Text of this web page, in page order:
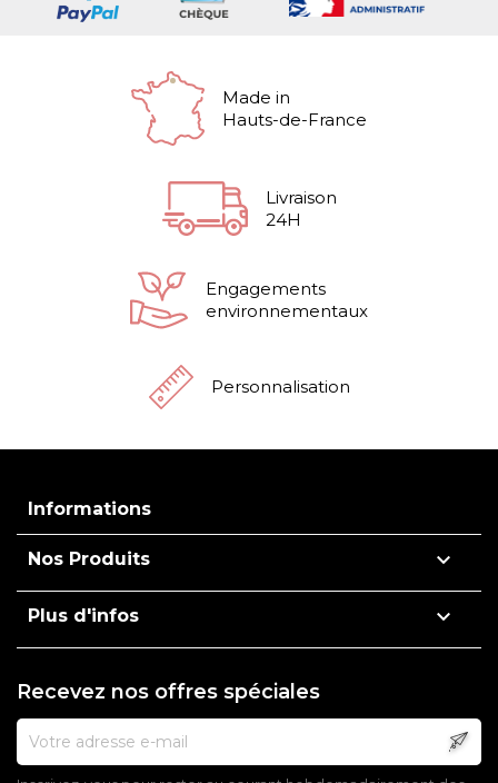
Made in
Hauts-de-France
Livraison
24H
Engagements
environnementaux
Personnalisation
Informations
Nos Produits 
Plus d'infos 
Recevez nos offres spéciales